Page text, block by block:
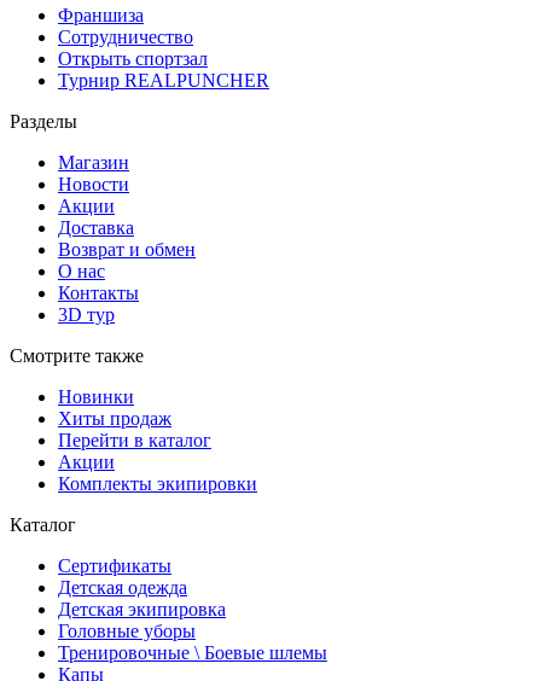
Франшиза
Сотрудничество
Открыть спортзал
Турнир REALPUNCHER
Разделы
Магазин
Новости
Акции
Доставка
Возврат и обмен
О нас
Контакты
3D тур
Смотрите также
Новинки
Хиты продаж
Перейти в каталог
Акции
Комплекты экипировки
Каталог
Сертификаты
Детская одежда
Детская экипировка
Головные уборы
Тренировочные \ Боевые шлемы
Капы